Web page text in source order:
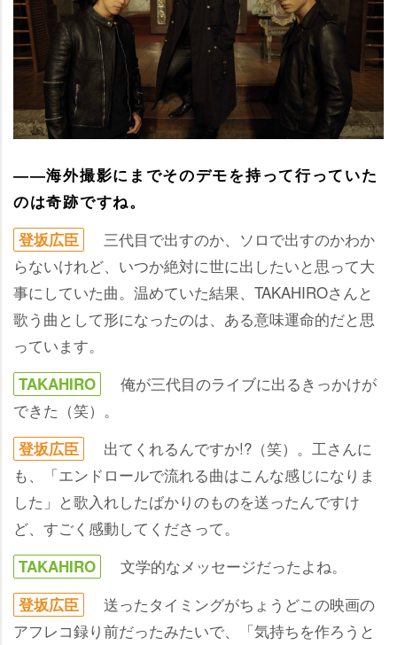
――海外撮影にまでそのデモを持って行っていた
のは奇跡ですね。
登坂広臣
三代目で出すのか、ソロで出すのかわか
らないけれど、いつか絶対に世に出したいと思って大
事にしていた曲。温めていた結果、TAKAHIROさんと
歌う曲として形になったのは、ある意味運命的だと思
っています。
TAKAHIRO
俺が三代目のライブに出るきっかけが
できた（笑）。
登坂広臣
出てくれるんですか!?（笑）。工さんに
も、「エンドロールで流れる曲はこんな感じになりま
した」と歌入れしたばかりのものを送ったんですけ
ど、すごく感動してくださって。
TAKAHIRO 文学的なメッセージだったよね。
登坂広臣
送ったタイミングがちょうどこの映画の
アフレコ録り前だったみたいで、「気持ちを作ろうと